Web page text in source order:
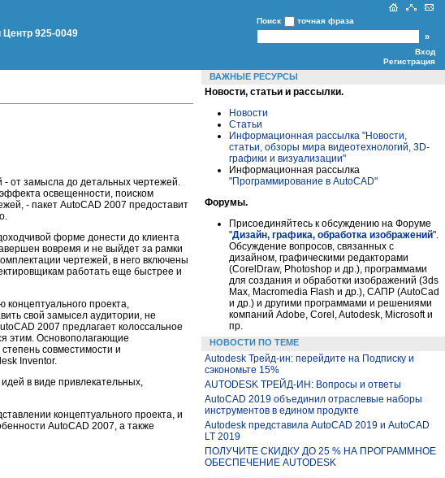
Центр 925-0049
Поиск точная фраза
Вход
Регистрация
от замысла до детальных чертежей.
освещенности, поиском
- пакет AutoCAD 2007 предоставит
форме донести до клиента
вовремя и не выйдет за рамки
чертежей, в него включены
работать еще быстрее и
проекта,
свой замысел аудитории, не
2007 предлагает колоссальное
этим. Основополагающие
совместимости и
Inventor.
в виде привлекательных,
концептуального проекта, и
AutoCAD 2007, а также
ВАЖНЫЕ РЕСУРСЫ
Новости, статьи и рассылки.
Новости
Статьи
Информационная рассылка "Новости,
статьи, обзоры мира видеотехнологий, 3D-
графики и визуализации"
Информационная рассылка
"Программирование в AutoCAD"
Форумы.
Присоединяйтесь к обсуждению на Форуме
"Дизайн, графика, обработка изображений".
Обсуждение вопросов, связанных с
дизайном, графическими редакторами
(CorelDraw, Photoshop и др.), программами
для создания и обработки изображений (3ds
Max, Macromedia Flash и др.), САПР (AutoCad
и др.) и другими программами и решениями
компаний Adobe, Corel, Autodesk, Microsoft и
пр.
НОВОСТИ ПО ТЕМЕ
Autodesk Трейд-ин: перейдите на Подписку и
сэкономьте 15%
AUTODESK ТРЕЙД-ИН: Вопросы и ответы
AutoCAD 2019 объединил отраслевые наборы
инструментов в едином продукте
Autodesk представила AutoCAD 2019 и AutoCAD
LT 2019
ПОЛУЧИТЕ СКИДКУ ДО 25 % НА ПРОГРАММНОЕ
ОБЕСПЕЧЕНИЕ AUTODESK